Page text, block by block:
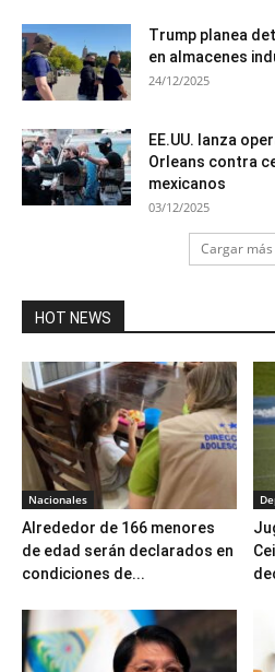
Trump planea
en almacenes
24/12/2025
EE.UU. lanza
Orleans contra
mexicanos
03/12/2025
Cargar más
HOT NEWS
Nacionales
Alrededor de 166 menores
de edad serán declarados en
condiciones de...